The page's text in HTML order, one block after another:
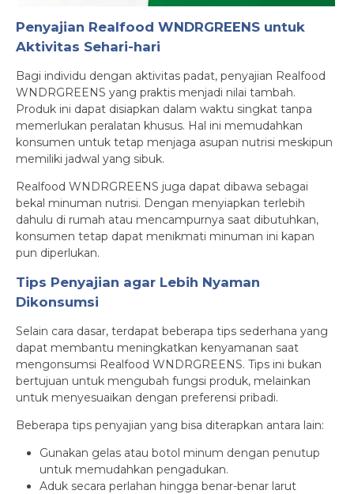
Penyajian Realfood WNDRGREENS untuk
Aktivitas Sehari-hari
Bagi individu dengan aktivitas padat, penyajian Realfood
WNDRGREENS yang praktis menjadi nilai tambah.
Produk ini dapat disiapkan dalam waktu singkat tanpa
memerlukan peralatan khusus. Hal ini memudahkan
konsumen untuk tetap menjaga asupan nutrisi meskipun
memiliki jadwal yang sibuk.
Realfood WNDRGREENS juga dapat dibawa sebagai
bekal minuman nutrisi. Dengan menyiapkan terlebih
dahulu di rumah atau mencampurnya saat dibutuhkan,
konsumen tetap dapat menikmati minuman ini kapan
pun diperlukan.
Tips Penyajian agar Lebih Nyaman
Dikonsumsi
Selain cara dasar, terdapat beberapa tips sederhana yang
dapat membantu meningkatkan kenyamanan saat
mengonsumsi Realfood WNDRGREENS. Tips ini bukan
bertujuan untuk mengubah fungsi produk, melainkan
untuk menyesuaikan dengan preferensi pribadi.
Beberapa tips penyajian yang bisa diterapkan antara lain:
Gunakan gelas atau botol minum dengan penutup
untuk memudahkan pengadukan.
Aduk secara perlahan hingga benar-benar larut